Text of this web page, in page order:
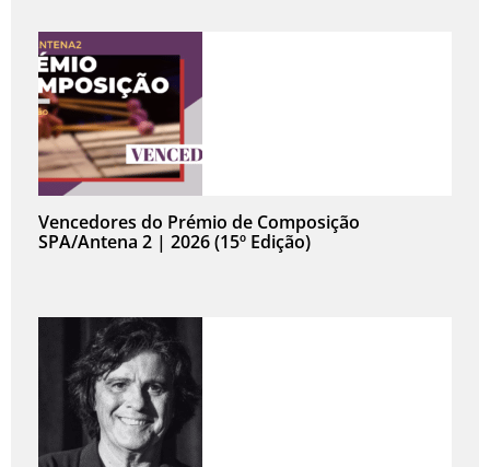
Vencedores do Prémio de Composição
SPA/Antena 2 | 2026 (15º Edição)